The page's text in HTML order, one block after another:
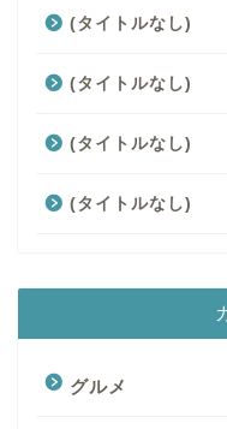
(タイトルなし)
(タイトルなし)
(タイトルなし)
(タイトルなし)
グルメ